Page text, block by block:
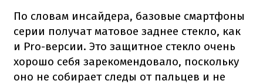
По словам инсайдера, базовые смартфоны
серии получат матовое заднее стекло, как
и Pro-версии. Это защитное стекло очень
хорошо себя зарекомендовало, поскольку
оно не собирает следы от пальцев и не